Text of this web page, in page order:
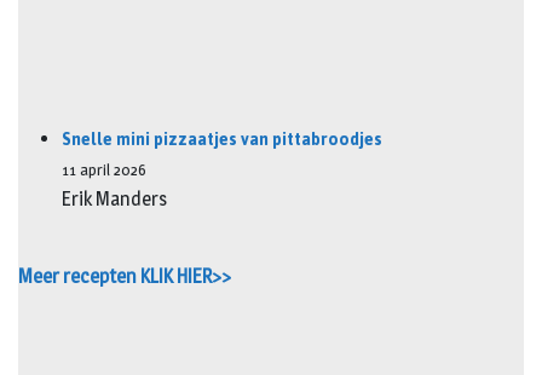
Snelle mini pizzaatjes van pittabroodjes
11 april 2026
Erik Manders
Meer recepten KLIK HIER>>